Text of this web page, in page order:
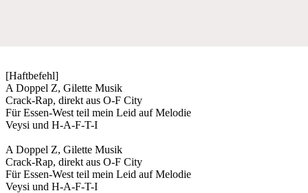
[Haftbefehl]
A Doppel Z, Gilette Musik
Crack-Rap, direkt aus O-F City
Für Essen-West teil mein Leid auf Melodie
Veysi und H-A-F-T-I
A Doppel Z, Gilette Musik
Crack-Rap, direkt aus O-F City
Für Essen-West teil mein Leid auf Melodie
Veysi und H-A-F-T-I